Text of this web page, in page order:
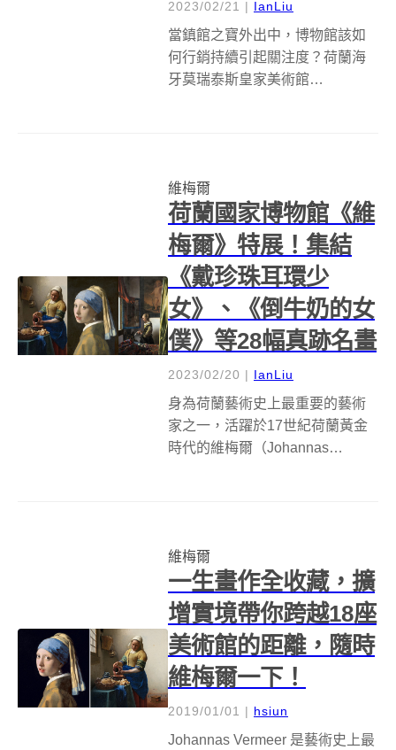
2023/02/21 | IanLiu
當鎮館之寶外出中，博物館該如
何行銷持續引起關注度？荷蘭海
牙莫瑞泰斯皇家美術館
的《維梅爾展》，為了繼續保有
話...
維梅爾
荷蘭國家博物館《維
梅爾》特展！集結
《戴珍珠耳環少
女》、《倒牛奶的女
僕》等28幅真跡名畫
2023/02/20 | IanLiu
身為荷蘭藝術史上最重要的藝術
家之一，活躍於17世紀荷蘭黃金
時代的維梅爾（Johannas
的女僕》、《戴珍珠耳環的少女...
維梅爾
一生畫作全收藏，擴
增實境帶你跨越18座
美術館的距離，隨時
維梅爾一下！
2019/01/01 | hsiun
Johannas Vermeer 是藝術史上最